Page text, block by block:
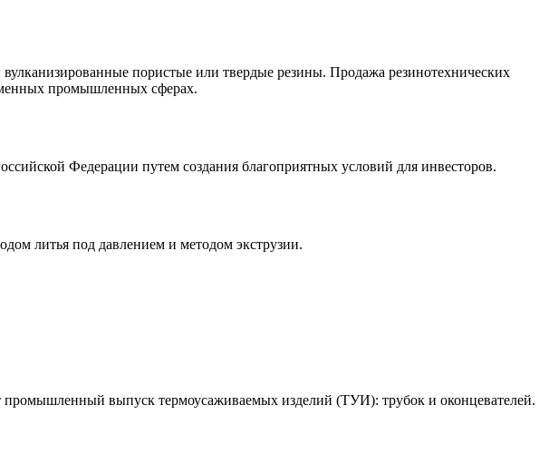
пористые или твердые резины. Продажа резинотехнических
промышленных сферах.
Федерации путем создания благоприятных условий для инвесторов.
литья под давлением и методом экструзии.
выпуск термоусаживаемых изделий (ТУИ): трубок и оконцевателей.